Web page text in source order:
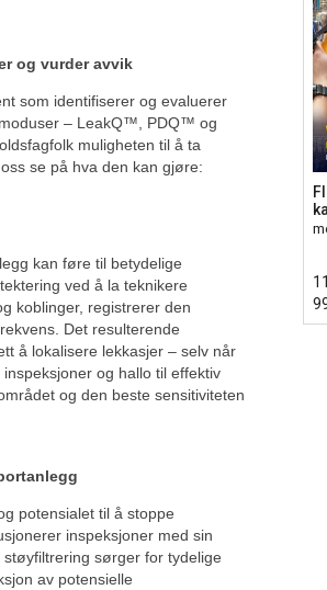
og vurder avvik
som identifiserer og evaluerer
– LeakQ™, PDQ™ og
muligheten til å ta
se på hva den kan gjøre:
kan føre til betydelige
ved å la teknikere
koblinger, registrerer den
Det resulterende
å lokalisere lekkasjer – selv når
og hallo til effektiv
og den beste sensitiviteten
potensialet til å stoppe
inspeksjoner med sin
sørger for tydelige
av potensielle